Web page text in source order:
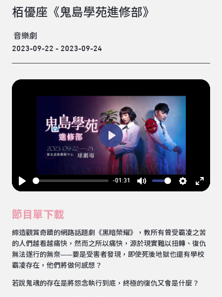
栢優座《鬼島學苑進修部》
音樂劇
2023-09-22 - 2023-09-24
Play
-01:31
Mute SettingsEnter
Play
節目單下載
締造觀賞奇蹟的網路話題劇《黑暗榮耀》，教所有曾受霸凌之苦
的人們越看越痛快，然而之所以痛快，源於現實難以扭轉、復仇
無法遂行的無奈——要是受害者發現，即使死後地獄也還有學校
霸凌存在，他們將做何感想？
若說鬼魂的存在是將怨念執行到底，終極的復仇又會是什麼？